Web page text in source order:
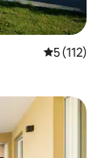
5 de uma
5 (112)